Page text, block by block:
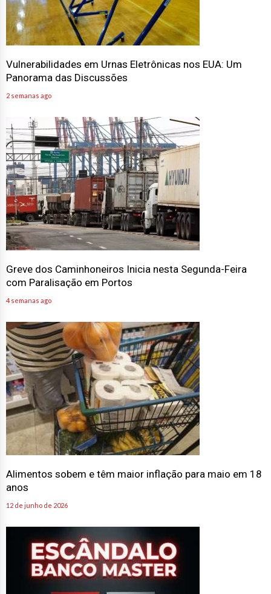
Vulnerabilidades em Urnas Eletrônicas nos EUA: Um
Panorama das Discussões
2 semanas ago
Greve dos Caminhoneiros Inicia nesta Segunda-Feira
com Paralisação em Portos
4 semanas ago
Alimentos sobem e têm maior inflação para maio em 18
anos
12 de junho de 2026